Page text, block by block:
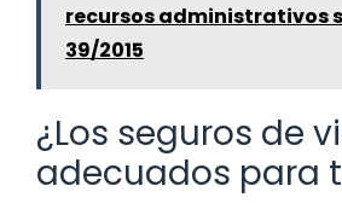
recursos administrativos
39/2015
¿Los seguros de
adecuados para